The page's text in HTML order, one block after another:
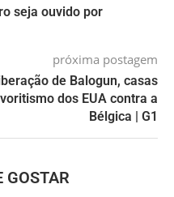
seja ouvido por
próxima postagem
de Balogun, casas
dos EUA contra a
Bélgica | G1
GOSTAR